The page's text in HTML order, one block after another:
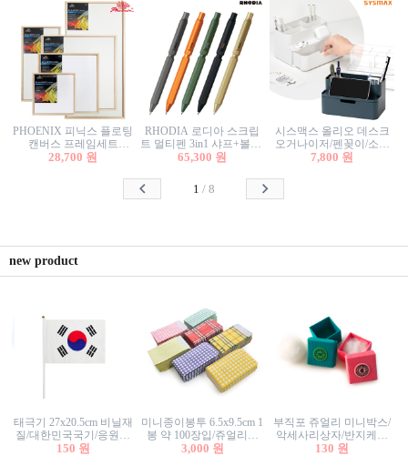
PHOENIX 피닉스 플로팅
캔버스 프레임세트
50x50cm/액자캔버스/인테
28,700 원
RHODIA 로디아 스크립
트 멀티펜 3in1 샤프+볼펜/
무광택 알루미늄 육각배
65,300 원
시스맥스 올리오 데스크
오거나이저/펜꽂이/소품
꽂이/소품함/정리함/수납
7,800 원
1 / 8
new product
태극기 27x20.5cm 비닐재
질/대한민국국기/응원깃
발/행사깃발
150 원
미니종이봉투 6.5x9.5cm 1
봉 약 100장입/쥬얼리봉
투/증명사진봉투/악세사
3,000 원
부직포 쥬얼리 미니박스/
악세사리상자/반지케이
스/반지상자/귀걸이상자/
130 원